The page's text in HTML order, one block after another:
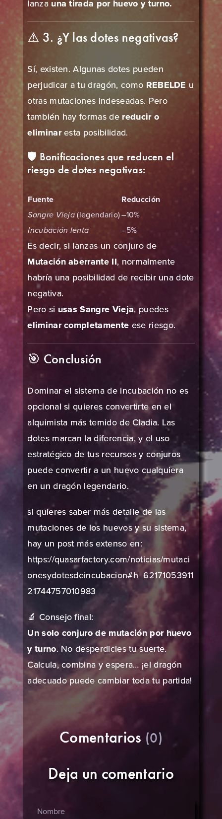
lanza una tirada por huevo y turno.
⚠️ 3. ¿Y las dotes negativas?
Sí, existen. Algunas dotes pueden
perjudicar a tu dragón, como REBELDE u
otras mutaciones indeseadas. Pero
también hay formas de reducir o
eliminaresta posibilidad.
🛡️ Bonificaciones que reducen el
riesgo de dotes negativas:
Fuente
Reducción
Sangre Vieja(legendario)–10%
Incubación lenta –5%
Es decir, si lanzas un conjuro de
Mutación aberrante II, normalmente
habría una posibilidad de recibir una dote
negativa.
Pero si usas Sangre Vieja, puedes
eliminar completamente ese riesgo.
🎯 Conclusión
Dominar el sistema de incubación no es
opcional si quieres convertirte en el
alquimista más temido de Cladia. Las
dotes marcan la diferencia, y el uso
estratégico de tus recursos y conjuros
puede convertir a un huevo cualquiera
en un dragón legendario.
si quieres saber más detalle de las
mutaciones de los huevos y su sistema,
hay un post más extenso en:
https://quasarfactory.com/noticias/mutaci
onesydotesdeincubacion#h_62171053911
21744757010983
🔬 Consejo final:
Un solo conjuro de mutación por huevo
y turno. No desperdicies tu suerte.
Calcula, combina y espera… ¡el dragón
adecuado puede cambiar toda tu partida!
Comentarios (0)
Deja un comentario